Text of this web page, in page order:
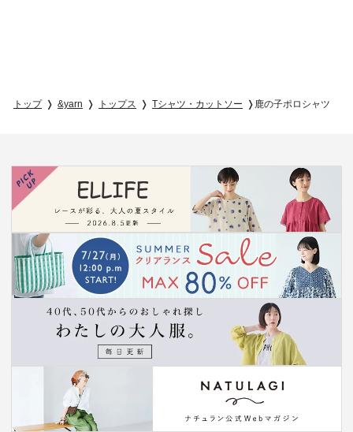
トップ &yarn トップス Tシャツ・カットソー 鹿の子ポロシャツ